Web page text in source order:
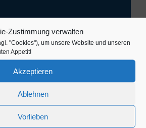
Zustimmung verwalten
"Cookies"), um unsere Website und unseren
Appetit!
Akzeptieren
Ablehnen
Vorlieben
Erläuterungen mit kritischer
und Schwächen
immer eine konstruktive
Produkte auch kritisch diskutiert
gefällt mir persönlich sehr gut in
Berater-Kunden-Verhältnis.